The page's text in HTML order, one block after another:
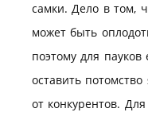
самки. Дело в том,
может быть
поэтому для
оставить
от конкурентов.